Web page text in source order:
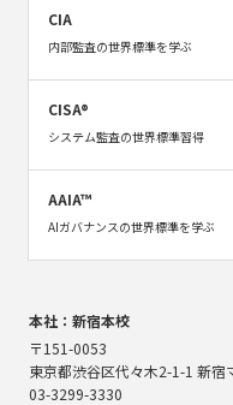
CIA
内部監査の世界標準を学ぶ
CISA®
システム監査の世界標準習得
AAIA™
AIガバナンスの世界標準を学ぶ
本社：新宿本校
〒151-0053
東京都渋谷区代々木2-1-1 新宿
03-3299-3330